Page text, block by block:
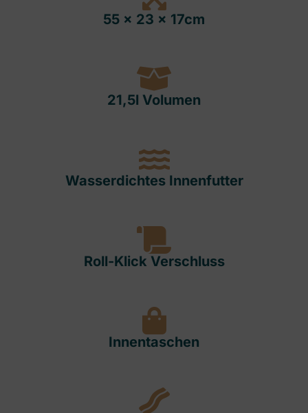
55 x 23 x 17cm
21,5l Volumen
Wasserdichtes Innenfutter
Roll-Klick Verschluss
Innentaschen